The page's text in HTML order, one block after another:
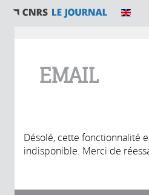
EMAIL
Désolé, cette fonctionnalité
indisponible. Merci de